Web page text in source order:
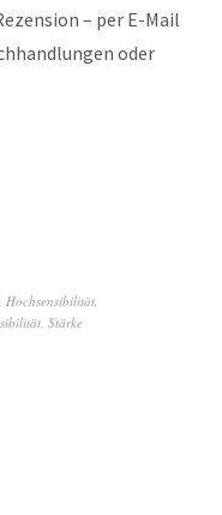
– per E-Mail
oder
Hochsensibilität
Stärke